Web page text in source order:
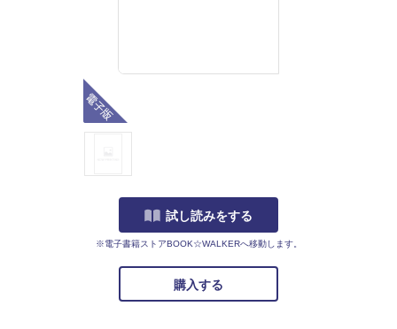
試し読みをする
※電子書籍ストアBOOK☆WALKERへ移動します。
購入する